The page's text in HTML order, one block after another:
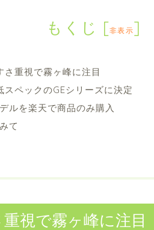
もくじ [非表示]
さ重視で霧ヶ峰に注目
スペックのGEシリーズに決定
ルを楽天で商品のみ購入
て
視で霧ヶ峰に注目